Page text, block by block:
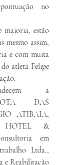
no
maioria, estão
mesmo assim,
e com muita
atleta Felipe
a
DAS
ATIBAIA,
HOTEL &
em
Ltda.,
e Reabilitação